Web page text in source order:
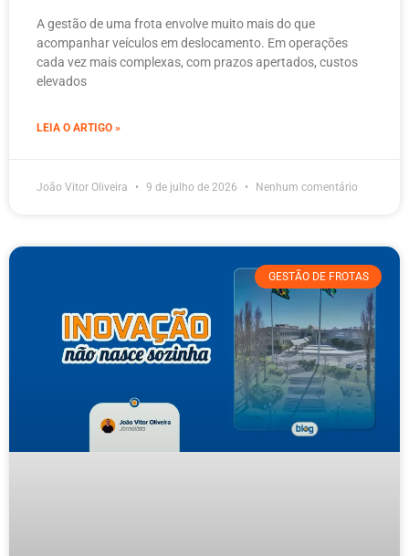
A gestão de uma frota envolve muito mais do que
acompanhar veículos em deslocamento. Em operações
cada vez mais complexas, com prazos apertados, custos
elevados
LEIA O ARTIGO »
João Vitor Oliveira 9 de julho de 2026 Nenhum comentário
GESTÃO DE FROTAS